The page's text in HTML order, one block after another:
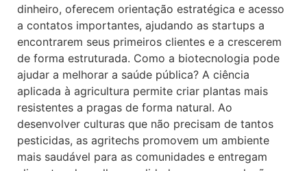
dinheiro, oferecem orientação estratégica e acesso
a contatos importantes, ajudando as startups a
encontrarem seus primeiros clientes e a crescerem
de forma estruturada. Como a biotecnologia pode
ajudar a melhorar a saúde pública? A ciência
aplicada à agricultura permite criar plantas mais
resistentes a pragas de forma natural. Ao
desenvolver culturas que não precisam de tantos
pesticidas, as agritechs promovem um ambiente
mais saudável para as comunidades e entregam